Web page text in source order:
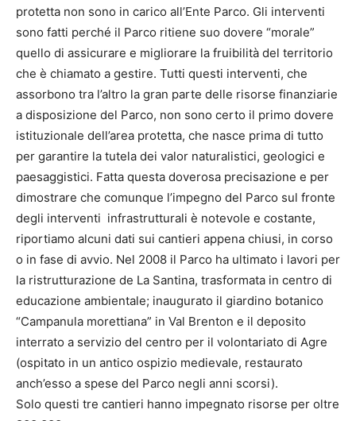
protetta non sono in carico all’Ente Parco. Gli interventi
sono fatti perché il Parco ritiene suo dovere “morale”
quello di assicurare e migliorare la fruibilità del territorio
che è chiamato a gestire. Tutti questi interventi, che
assorbono tra l’altro la gran parte delle risorse finanziarie
a disposizione del Parco, non sono certo il primo dovere
istituzionale dell’area protetta, che nasce prima di tutto
per garantire la tutela dei valor naturalistici, geologici e
paesaggistici. Fatta questa doverosa precisazione e per
dimostrare che comunque l’impegno del Parco sul fronte
degli interventi infrastrutturali è notevole e costante,
riportiamo alcuni dati sui cantieri appena chiusi, in corso
o in fase di avvio. Nel 2008 il Parco ha ultimato i lavori per
la ristrutturazione de La Santina, trasformata in centro di
educazione ambientale; inaugurato il giardino botanico
“Campanula morettiana” in Val Brenton e il deposito
interrato a servizio del centro per il volontariato di Agre
(ospitato in un antico ospizio medievale, restaurato
anch’esso a spese del Parco negli anni scorsi).
Solo questi tre cantieri hanno impegnato risorse per oltre